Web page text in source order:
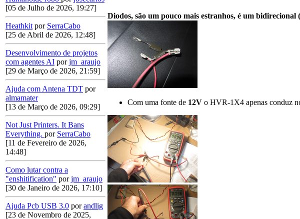
[05 de Julho de 2026, 19:27]
Heathkit por SerraCabo
[25 de Abril de 2026, 12:48]
Desenvolvimento de projetos
com agentes AI porjm_araujo
[29 de Março de 2026, 21:59]
Ajuda com Antena TDT por
almamater
[13 de Março de 2026, 09:29]
Not Just Printers. It Bans
Everything. por SerraCabo
[11 de Fevereiro de 2026,
14:48]
Como lutar contra a
"enshitification" porjm_araujo
[30 de Janeiro de 2026, 17:10]
Ajuda Pcb USB 3.0 porandlig
[23 de Novembro de 2025,
Diodos, são um pouco mais estranhos, é um
Com uma fonte de 12V o HVR-1X4 apenas conduz